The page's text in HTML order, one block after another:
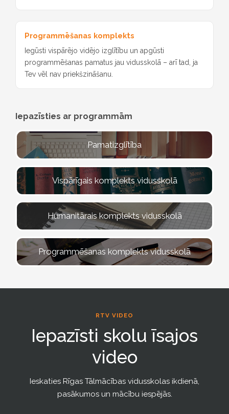
Programmēšanas komplekts
Iegūsti vispārējo vidējo izglītību un apgūsti
programmēšanas pamatus jau vidusskolā – arī tad, ja
Tev vēl nav priekšzināšanu.
Iepazīsties ar programmām
Pamatizglītība
Vispārīgais komplekts vidusskolā
Humanitārais komplekts vidusskolā
Programmēšanas komplekts vidusskolā
RTV VIDEO
Iepazīsti skolu īsajos
video
Ieskaties Rīgas Tālmācības vidusskolas ikdienā,
pasākumos un mācību iespējās.